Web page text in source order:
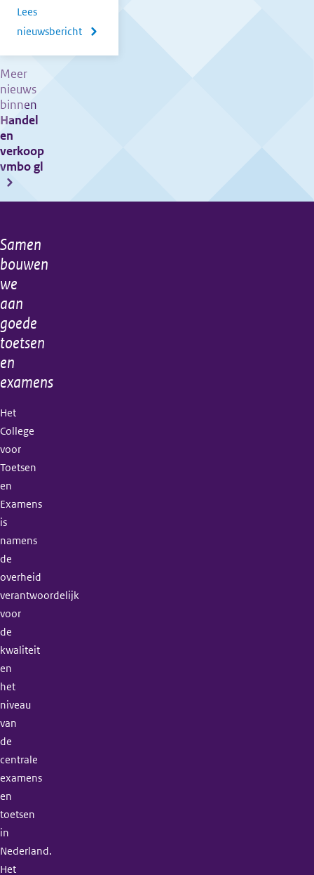
Lees
nieuwsbericht
over
Meer
nieuws
binnen
Handel
en
verkoop
vmbo gl
Algemene
informatie
Samen
bouwen
we
aan
goede
toetsen
en
examens
Het
College
voor
Toetsen
en
Examens
is
namens
de
overheid
verantwoordelijk
voor
de
kwaliteit
en
het
niveau
van
de
centrale
examens
en
toetsen
in
Nederland.
Het